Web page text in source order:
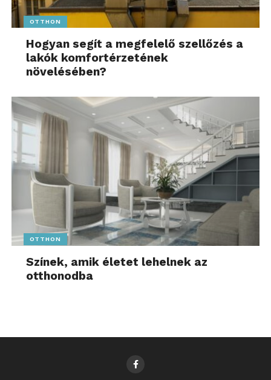
OTTHON
Hogyan segít a megfelelő szellőzés a
lakók komfortérzetének
növelésében?
OTTHON
Színek, amik életet lehelnek az
otthonodba